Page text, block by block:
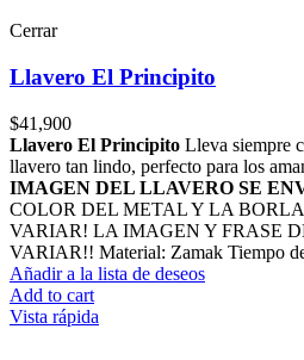
Cerrar
Llavero El Principito
$41,900
Llavero El Principito Lleva siempre
llavero tan lindo, perfecto para los
IMAGEN DEL LLAVERO SE
COLOR DEL METAL Y LA
VARIAR! LA IMAGEN Y FRASE
VARIAR!! Material: Zamak Tiempo
Añadir a la lista de deseos
Add to cart
Vista rápida